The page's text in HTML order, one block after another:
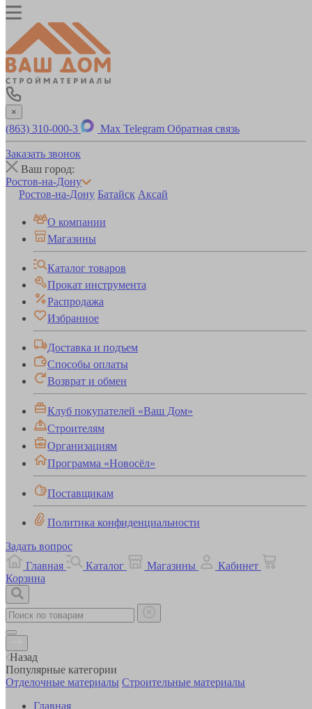
×
(863) 310-000-3 Max Telegram Обратная связь
Заказать звонок
Ваш город:
Ростов-на-Дону
Ростов-на-Дону Батайск Аксай
О компании
Магазины
Каталог товаров
Прокат инструмента
Распродажа
Избранное
Доставка и подъем
Способы оплаты
Возврат и обмен
Клуб покупателей «Ваш Дом»
Строителям
Организациям
Программа «Новосёл»
Поставщикам
Политика конфиденциальности
Задать вопрос
Главная
Каталог Магазины
Кабинет
Корзина
Назад
Популярные категории
Отделочные материалы Строительные материалы
Главная